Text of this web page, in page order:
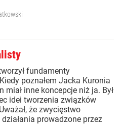
fundamenty
poznałem Jacka Kuronia
miał inne koncepcje niż ja. Był
idei tworzenia związków
że zwycięstwo
prowadzone przez